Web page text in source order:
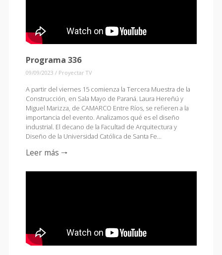
Programa 336
09/09/2023 / Proyectar TV
A partir del viernes 15 comienza la Tercera Muestra de la
Construcción, en Sala Mayo de Paraná. Laura Hereñú y
Miguel Marizza, de CAMARCO Entre Ríos, se refieren a la
importancia del evento. Analizamos qué es el diseño
industrial. El decano de la Facultad de Arquitectura y
Diseño de la Universidad Católica de Santa Fe…
Leer más 🠒